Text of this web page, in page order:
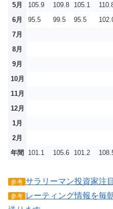
5月
105.9 109.8 105.1
6月
95.5 99.5 95.5
7月
8月
9月
10月
11月
12月
1月
2月
年間 101.1 105.6 101.2
参考 サラリーマン投資家注
参考 レーティング情報を毎